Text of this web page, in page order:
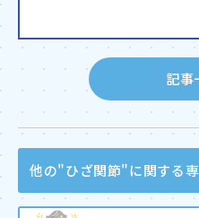
記事
他の"ひざ関節"に関する